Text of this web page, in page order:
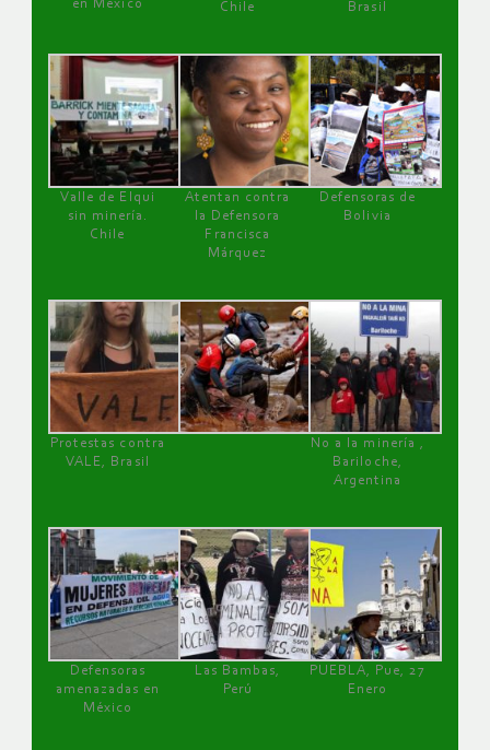
en México
Chile
Brasil
Valle de Elqui
sin minería.
Chile
Atentan contra
la Defensora
Francisca
Márquez
Defensoras de
Bolivia
Protestas contra
VALE, Brasil
No a la minería ,
Bariloche,
Argentina
Defensoras
amenazadas en
México
Las Bambas,
Perú
PUEBLA, Pue, 27
Enero